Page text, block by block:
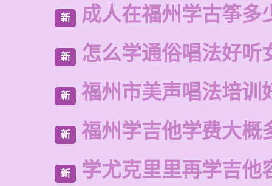
新 成人在福州学古筝多
新 怎么学通俗唱法好听
新 福州市美声唱法培训
新 福州学吉他学费大概
新 学尤克里里再学吉他